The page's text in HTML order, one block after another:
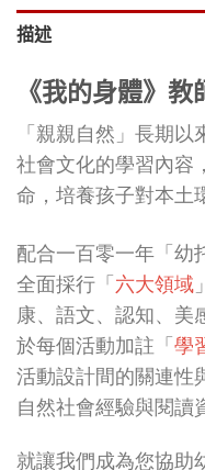
描述
《我的身體》 教
「親親自然」長期
社會文化的學習內容
命，培養孩子對本土
配合一百零一年「幼
全面採行「 六大領域
康、語文、認知、美
於每個活動加註「 學
活動設計間的關連性
自然社會經驗與閱讀
就讓我們成為您協助